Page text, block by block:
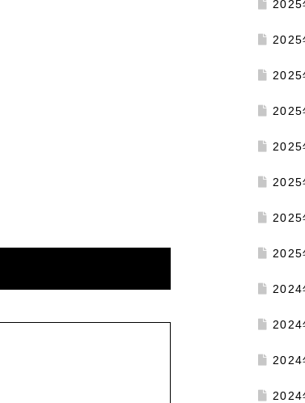
2025
2025
2025
2025
2025
2025
2025
2025
2024
2024
2024
2024